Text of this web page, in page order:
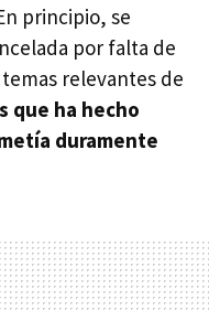
principio, se
por falta de
relevantes de
que ha hecho
duramente